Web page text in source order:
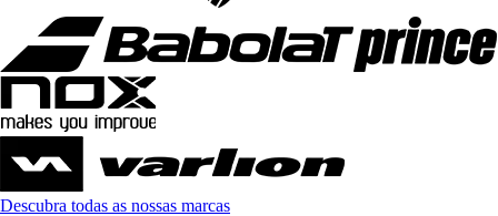
Descubra todas as nossas marcas